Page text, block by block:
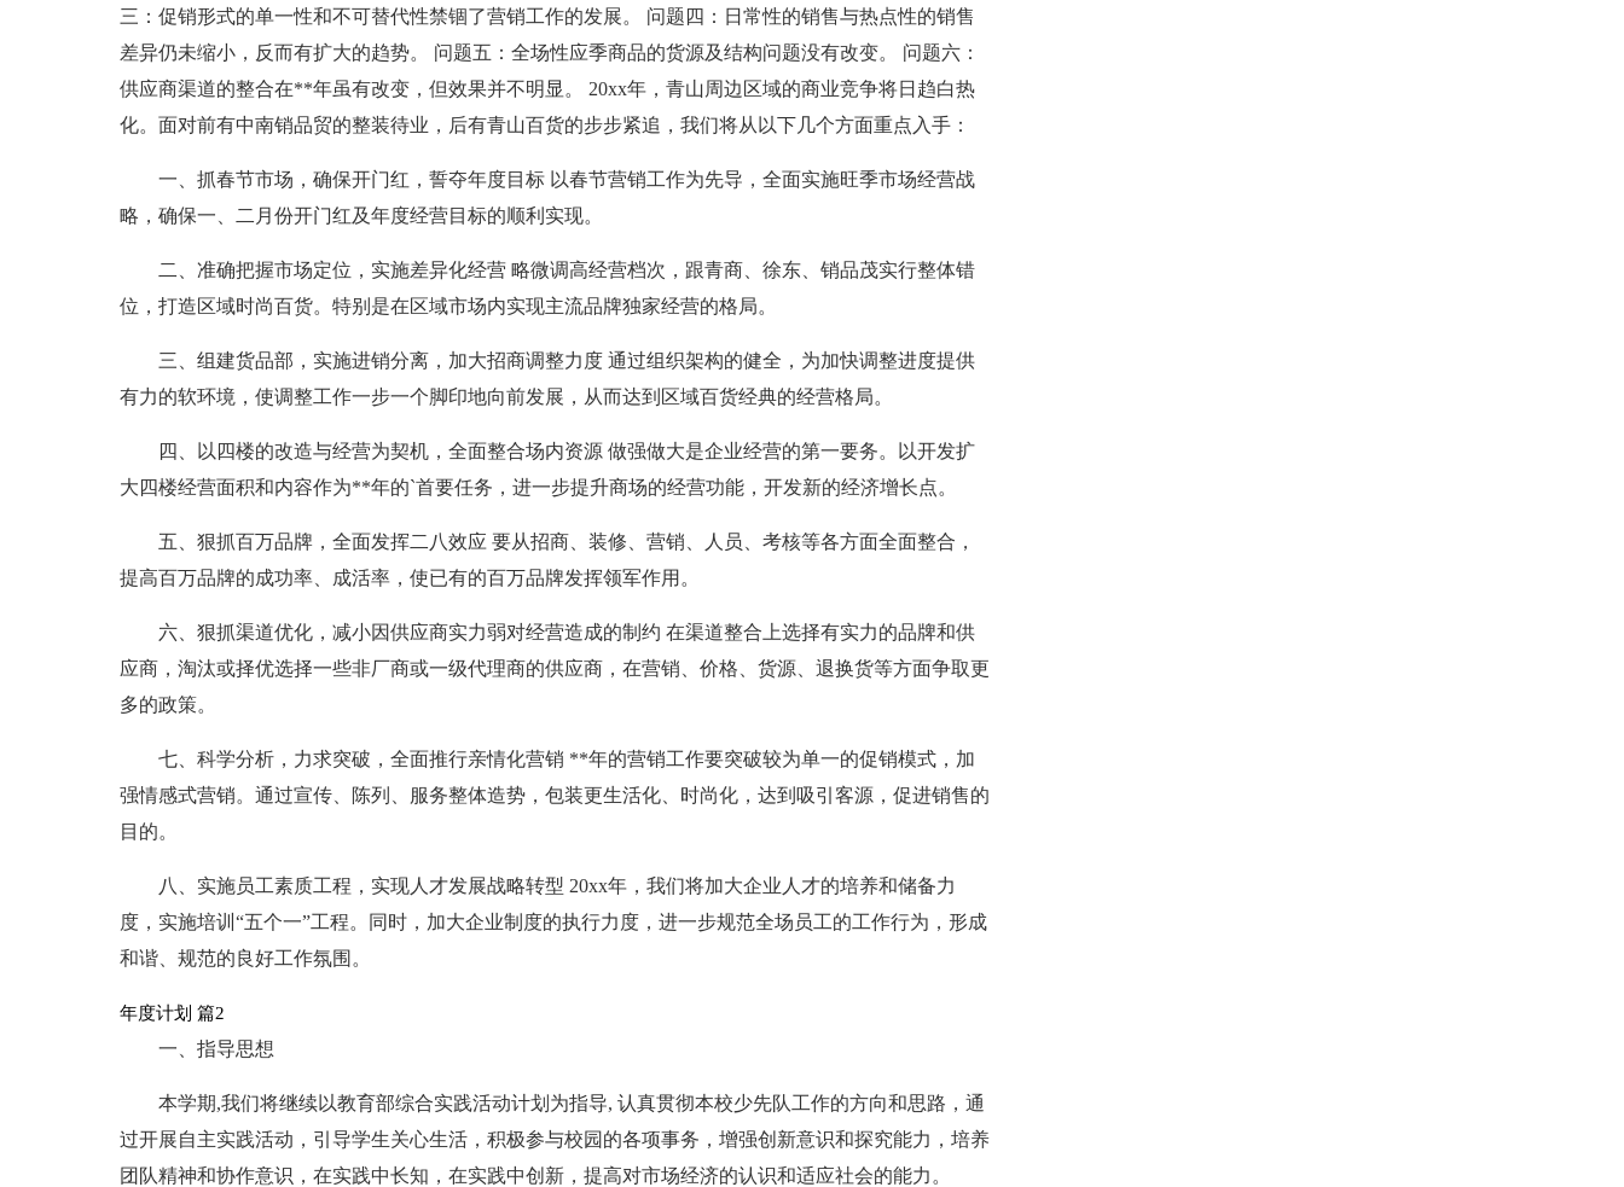
三：促销形式的单一性和不可替代性禁锢了营销工作的发展。 问题四：日常性的销售与热点性的销售
差异仍未缩小，反而有扩大的趋势。 问题五：全场性应季商品的货源及结构问题没有改变。 问题六：
供应商渠道的整合在**年虽有改变，但效果并不明显。 20xx年，青山周边区域的商业竞争将日趋白热
化。面对前有中南销品贸的整装待业，后有青山百货的步步紧追，我们将从以下几个方面重点入手：
一、抓春节市场，确保开门红，誓夺年度目标 以春节营销工作为先导，全面实施旺季市场经营战
略，确保一、二月份开门红及年度经营目标的顺利实现。
二、准确把握市场定位，实施差异化经营 略微调高经营档次，跟青商、徐东、销品茂实行整体错
位，打造区域时尚百货。特别是在区域市场内实现主流品牌独家经营的格局。
三、组建货品部，实施进销分离，加大招商调整力度 通过组织架构的健全，为加快调整进度提供
有力的软环境，使调整工作一步一个脚印地向前发展，从而达到区域百货经典的经营格局。
四、以四楼的改造与经营为契机，全面整合场内资源 做强做大是企业经营的第一要务。以开发扩
大四楼经营面积和内容作为**年的`首要任务，进一步提升商场的经营功能，开发新的经济增长点。
五、狠抓百万品牌，全面发挥二八效应 要从招商、装修、营销、人员、考核等各方面全面整合，
提高百万品牌的成功率、成活率，使已有的百万品牌发挥领军作用。
六、狠抓渠道优化，减小因供应商实力弱对经营造成的制约 在渠道整合上选择有实力的品牌和供
应商，淘汰或择优选择一些非厂商或一级代理商的供应商，在营销、价格、货源、退换货等方面争取更
多的政策。
七、科学分析，力求突破，全面推行亲情化营销 **年的营销工作要突破较为单一的促销模式，加
强情感式营销。通过宣传、陈列、服务整体造势，包装更生活化、时尚化，达到吸引客源，促进销售的
目的。
八、实施员工素质工程，实现人才发展战略转型 20xx年，我们将加大企业人才的培养和储备力
度，实施培训“五个一”工程。同时，加大企业制度的执行力度，进一步规范全场员工的工作行为，形成
和谐、规范的良好工作氛围。
年度计划 篇2
一、指导思想
本学期,我们将继续以教育部综合实践活动计划为指导, 认真贯彻本校少先队工作的方向和思路，通
过开展自主实践活动，引导学生关心生活，积极参与校园的各项事务，增强创新意识和探究能力，培养
团队精神和协作意识，在实践中长知，在实践中创新，提高对市场经济的认识和适应社会的能力。